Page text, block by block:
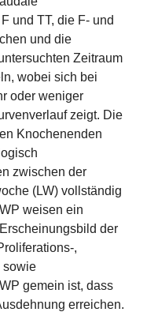
und TT, die F- und
und die
Zeitraum
wobei sich bei
oder weniger
zeigt. Die
Knochenenden
zwischen der
(LW) vollständig
weisen ein
der
,
sowie
gemein ist, dass
erreichen.